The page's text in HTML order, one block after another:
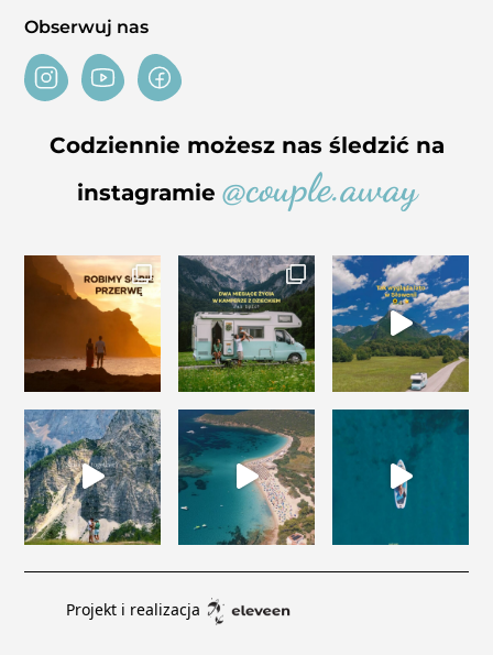
Obserwuj nas
Codziennie możesz nas śledzić na
instagramie @couple.away
Projekt i realizacja